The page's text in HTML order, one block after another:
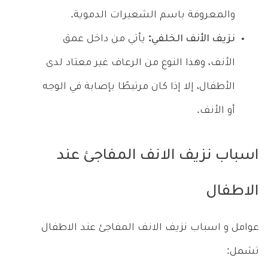
والمعروفة باسم الشعيرات الدموية.
نزيف الأنف الخلفي: يأتي من داخل عمق
الأنف، وهذا النوع من الرعاف غير معتاد لدى
الأطفال، إلا إذا كان مرتبطًا بإصابة في الوجه
أو الأنف.
اسباب نزيف الانف المفاجئ عند
الاطفال
عوامل و اسباب نزيف الانف المفاجئ عند الاطفال
تشمل: